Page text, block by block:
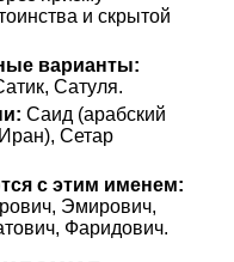
и скрытой
варианты:
Сатуля.
Саид (арабский
Сетар
с этим именем:
Эмирович,
Фаридович.